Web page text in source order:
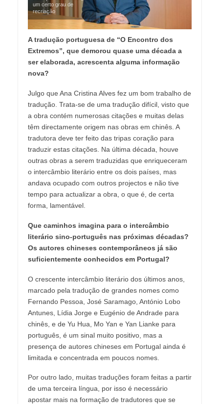
um certo grau de
recriação
A tradução portuguesa de “O Encontro dos
Extremos”, que demorou quase uma década a
ser elaborada, acrescenta alguma informação
nova?
Julgo que Ana Cristina Alves fez um bom trabalho de
tradução. Trata-se de uma tradução difícil, visto que
a obra contém numerosas citações e muitas delas
têm directamente origem nas obras em chinês. A
tradutora deve ter feito das tripas coração para
traduzir estas citações. Na última década, houve
outras obras a serem traduzidas que enriqueceram
o intercâmbio literário entre os dois países, mas
andava ocupado com outros projectos e não tive
tempo para actualizar a obra, o que é, de certa
forma, lamentável.
Que caminhos imagina para o intercâmbio
literário sino-português nas próximas décadas?
Os autores chineses contemporâneos já são
suficientemente conhecidos em Portugal?
O crescente intercâmbio literário dos últimos anos,
marcado pela tradução de grandes nomes como
Fernando Pessoa, José Saramago, António Lobo
Antunes, Lídia Jorge e Eugénio de Andrade para
chinês, e de Yu Hua, Mo Yan e Yan Lianke para
português, é um sinal muito positivo, mas a
presença de autores chineses em Portugal ainda é
limitada e concentrada em poucos nomes.
Por outro lado, muitas traduções foram feitas a partir
de uma terceira língua, por isso é necessário
apostar mais na formação de tradutores que se